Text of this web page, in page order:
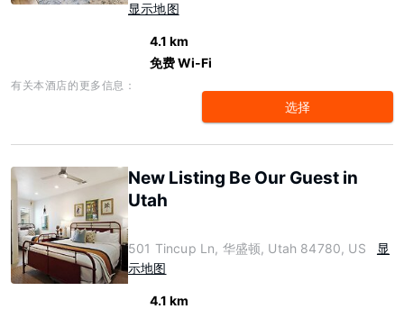
显示地图
4.1 km
免费 Wi-Fi
有关本酒店的更多信息：
选择
New Listing Be Our Guest in
Utah
501 Tincup Ln, 华盛顿, Utah 84780, US
显
示地图
4.1 km